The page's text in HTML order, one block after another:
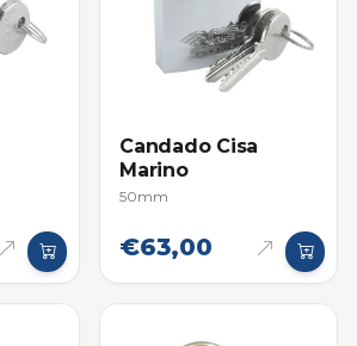
Candado Cisa
Marino
50mm
€63,00